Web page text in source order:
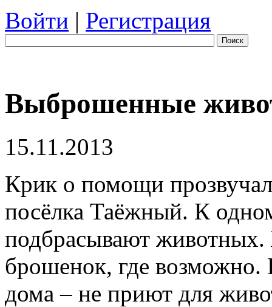
Войти | Регистрация
Поиск
Выброшенные
15.11.2013
Крик о помощи
посёлка Таёжный. К
подбрасывают
брошенок, где
дома – не приют для